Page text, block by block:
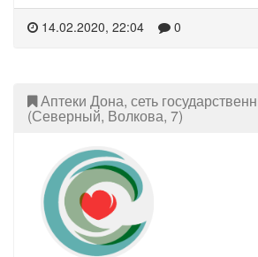
14.02.2020, 22:04 0
Аптеки Дона, сеть
(Северный, Волкова, 7)